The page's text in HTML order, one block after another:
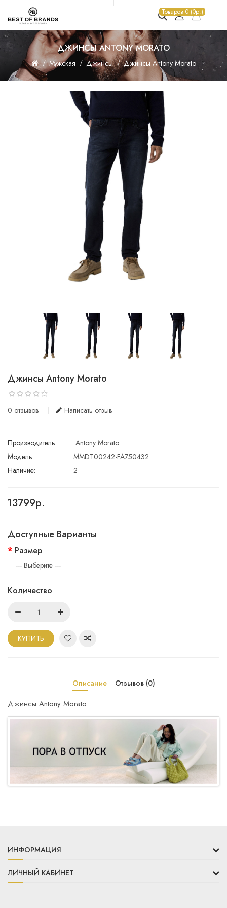
Товаров 0 (0р.)
ДЖИНСЫ ANTONY MORATO
Мужская Джинсы Джинсы Antony Morato
Джинсы Antony Morato
0 отзывов Написать отзыв
Производитель:
Antony Morato
Модель:
MMDT00242-FA750432
Наличие:
2
13799р.
Доступные Варианты
Размер
Количество
КУПИТЬ
Описание Отзывов (0)
Джинсы Antony Morato
ИНФОРМАЦИЯ
ЛИЧНЫЙ КАБИНЕТ